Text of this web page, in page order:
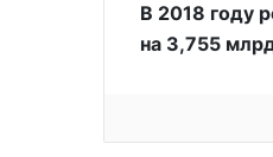
В 2018 году
на 3,755